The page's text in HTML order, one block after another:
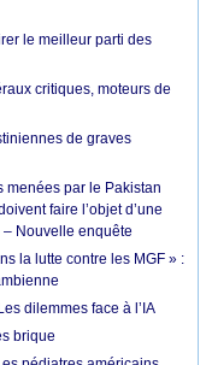
le meilleur parti des
critiques, moteurs de
de graves
menées par le Pakistan
faire l’objet d’une
Nouvelle enquête
la lutte contre les MGF » :
dilemmes face à l’IA
brique